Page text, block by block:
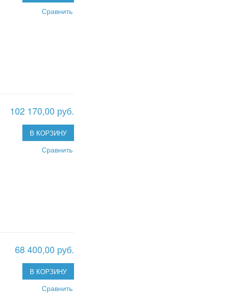
Сравнить
102 170,00 руб.
В КОРЗИНУ
Сравнить
68 400,00 руб.
В КОРЗИНУ
Сравнить